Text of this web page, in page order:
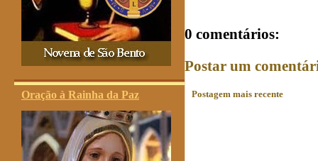
Oração à Rainha da Paz
0 comentários:
Postar um
Postagem mais recente